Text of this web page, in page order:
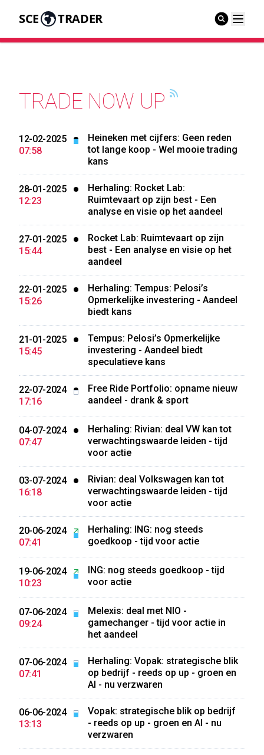
SCE TRADER
TRADE NOW UP
12-02-2025
07:58
Heineken met cijfers: Geen reden
tot lange koop - Wel mooie trading
kans
28-01-2025
12:23
Herhaling: Rocket Lab:
Ruimtevaart op zijn best - Een
analyse en visie op het aandeel
27-01-2025
15:44
Rocket Lab: Ruimtevaart op zijn
best - Een analyse en visie op het
aandeel
22-01-2025
15:26
Herhaling: Tempus: Pelosi’s
Opmerkelijke investering - Aandeel
biedt kans
21-01-2025
15:45
Tempus: Pelosi’s Opmerkelijke
investering - Aandeel biedt
speculatieve kans
22-07-2024
17:16
Free Ride Portfolio: opname nieuw
aandeel - drank & sport
04-07-2024
07:47
Herhaling: Rivian: deal VW kan tot
verwachtingswaarde leiden - tijd
voor actie
03-07-2024
16:18
Rivian: deal Volkswagen kan tot
verwachtingswaarde leiden - tijd
voor actie
20-06-2024
07:41
Herhaling: ING: nog steeds
goedkoop - tijd voor actie
19-06-2024
10:23
ING: nog steeds goedkoop - tijd
voor actie
07-06-2024
09:24
Melexis: deal met NIO -
gamechanger - tijd voor actie in
het aandeel
07-06-2024
07:41
Herhaling: Vopak: strategische blik
op bedrijf - reeds op up - groen en
AI - nu verzwaren
06-06-2024
13:13
Vopak: strategische blik op bedrijf
- reeds op up - groen en AI - nu
verzwaren